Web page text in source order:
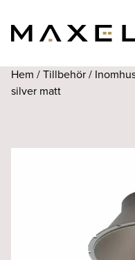
Hem /Tillbehör/
silver matt